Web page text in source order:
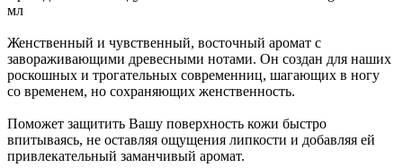
мл
Женственный и чувственный, восточный аромат с
завораживающими древесными нотами. Он создан для наших
роскошных и трогательных современниц, шагающих в ногу
со временем, но сохраняющих женственность.
Поможет защитить Вашу поверхность кожи быстро
впитываясь, не оставляя ощущения липкости и добавляя ей
привлекательный заманчивый аромат.